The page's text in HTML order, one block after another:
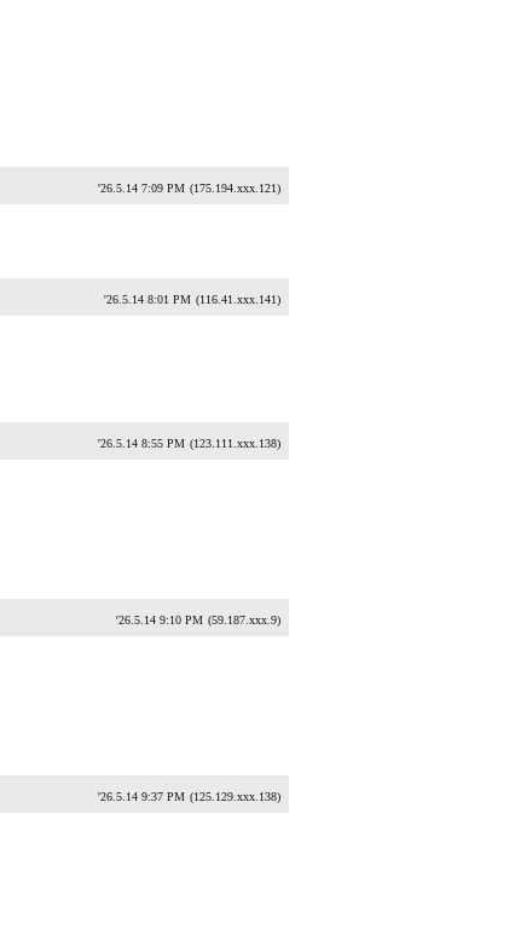
'26.5.14 7:09 PM (175.194.xxx.121)
'26.5.14 8:01 PM (116.41.xxx.141)
'26.5.14 8:55 PM (123.111.xxx.138)
'26.5.14 9:10 PM (59.187.xxx.9)
'26.5.14 9:37 PM (125.129.xxx.138)